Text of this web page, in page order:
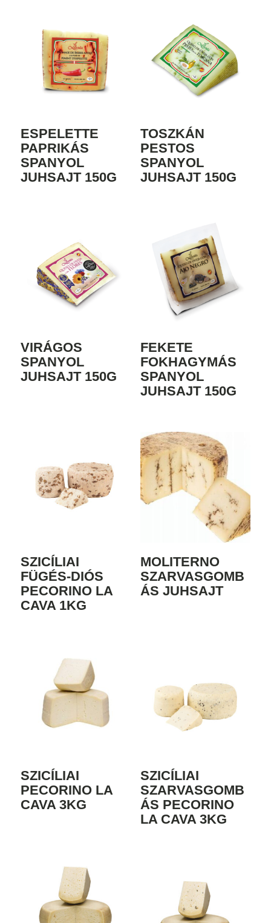
ESPELETTE
PAPRIKÁS
SPANYOL
JUHSAJT 150G
TOSZKÁN
PESTOS
SPANYOL
JUHSAJT 150G
VIRÁGOS
SPANYOL
JUHSAJT 150G
FEKETE
FOKHAGYMÁS
SPANYOL
JUHSAJT 150G
SZICÍLIAI
FÜGÉS-DIÓS
PECORINO LA
CAVA 1KG
MOLITERNO
SZARVASGOMB
ÁS JUHSAJT
SZICÍLIAI
PECORINO LA
CAVA 3KG
SZICÍLIAI
SZARVASGOMB
ÁS PECORINO
LA CAVA 3KG